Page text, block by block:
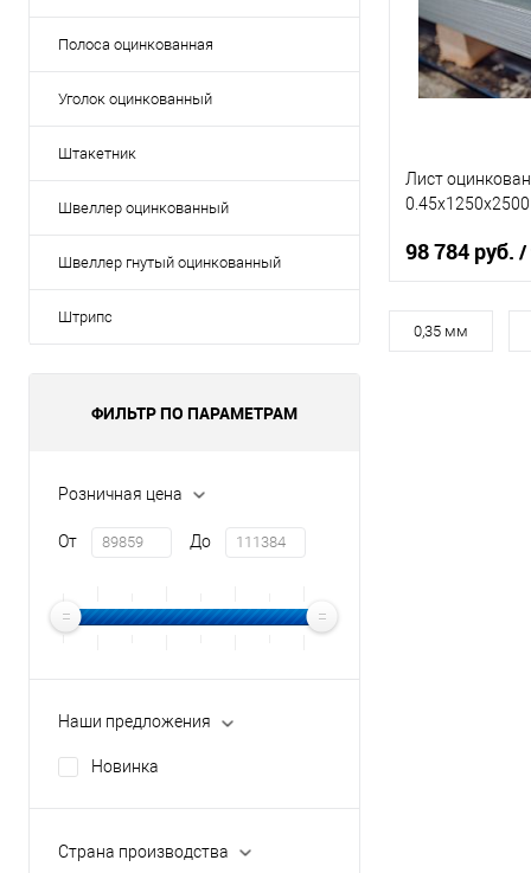
Полоса оцинкованная
Уголок оцинкованный
Штакетник
Швеллер оцинкованный
Швеллер гнутый оцинкованный
Штрипс
ФИЛЬТР ПО ПАРАМЕТРАМ
Розничная цена
От До
Наши предложения
Новинка
Страна производства
Лист
98 784 руб. /
Марка стали
0,35 мм